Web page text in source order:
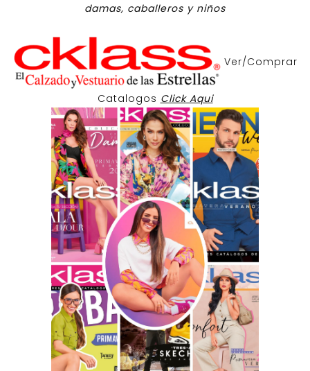
damas, caballeros y niños
Ver/Comprar
Catalogos Click Aqui